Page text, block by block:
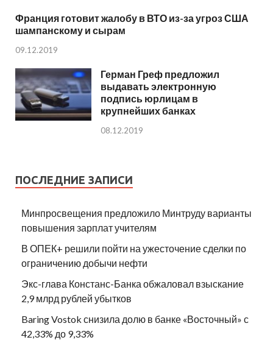
Франция готовит жалобу в ВТО из-за угроз США
шампанскому и сырам
09.12.2019
Герман Греф предложил
выдавать электронную
подпись юрлицам в
крупнейших банках
08.12.2019
ПОСЛЕДНИЕ ЗАПИСИ
Минпросвещения предложило Минтруду варианты
повышения зарплат учителям
В ОПЕК+ решили пойти на ужесточение сделки по
ограничению добычи нефти
Экс-глава Констанс-Банка обжаловал взыскание
2,9 млрд рублей убытков
Baring Vostok снизила долю в банке «Восточный» с
42,33% до 9,33%